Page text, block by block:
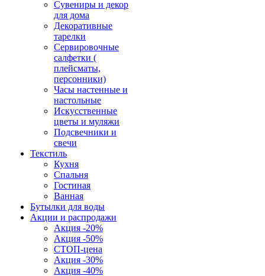
Сувениры и декор
для дома
Декоративные
тарелки
Сервировочные
салфетки (
плейсматы,
персонники)
Часы настенные и
настольные
Искусственные
цветы и муляжи
Подсвечники и
свечи
Текстиль
Кухня
Спальня
Гостиная
Ванная
Бутылки для воды
Акции и распродажи
Акция -20%
Акция -50%
СТОП-цена
Акция -30%
Акция -40%